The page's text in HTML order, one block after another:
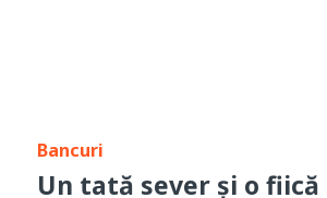
Bancuri
Un tată sever și o